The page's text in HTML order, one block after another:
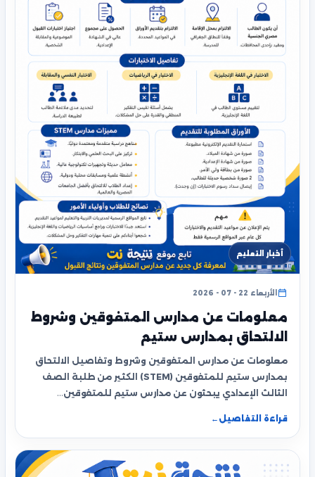
أخبار التعليم
الأربعاء 22 - 07 - 2026
معلومات عن مدارس المتفوقين وشروط
الالتحاق بمدارس ستيم
معلومات عن مدارس المتفوقين وشروط وتفاصيل الالتحاق
بمدارس ستيم للمتفوقين (STEM) الكثير من طلبة الصف
الثالث الإعدادي يبحثون عن مدارس ستيم للمتفوقين…
قراءة التفاصيل ←